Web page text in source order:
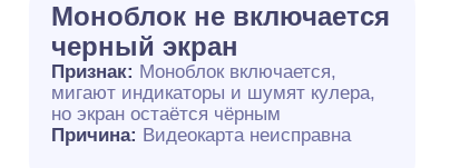
Моноблок не включается
черный экран
Признак: Моноблок включается,
мигают индикаторы и шумят кулера,
но экран остаётся чёрным
Причина: Видеокарта неисправна